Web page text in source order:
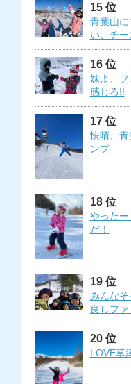
15 位
青葉山に
い、チー
16 位
妹よ、
感じろ!!
17 位
快晴、青
ンプ
18 位
やった
だ！
19 位
みんな
良しフ
20 位
LOVE草